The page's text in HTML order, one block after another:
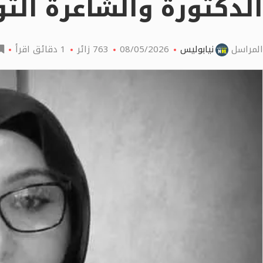
الدكتورة والشاعرة
المراسل نيابوليس 08/05/2026
763 زائر